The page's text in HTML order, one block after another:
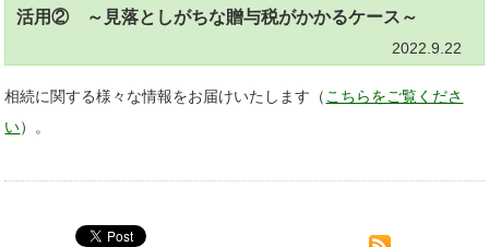
活用② ～見落としがちな贈与税がかかるケース～
2022.9.22
相続に関する様々な情報をお届けいたします（こちらをご覧くださ
い）。